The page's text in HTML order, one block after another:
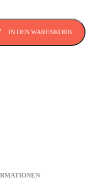
IN DEN WARENKORB